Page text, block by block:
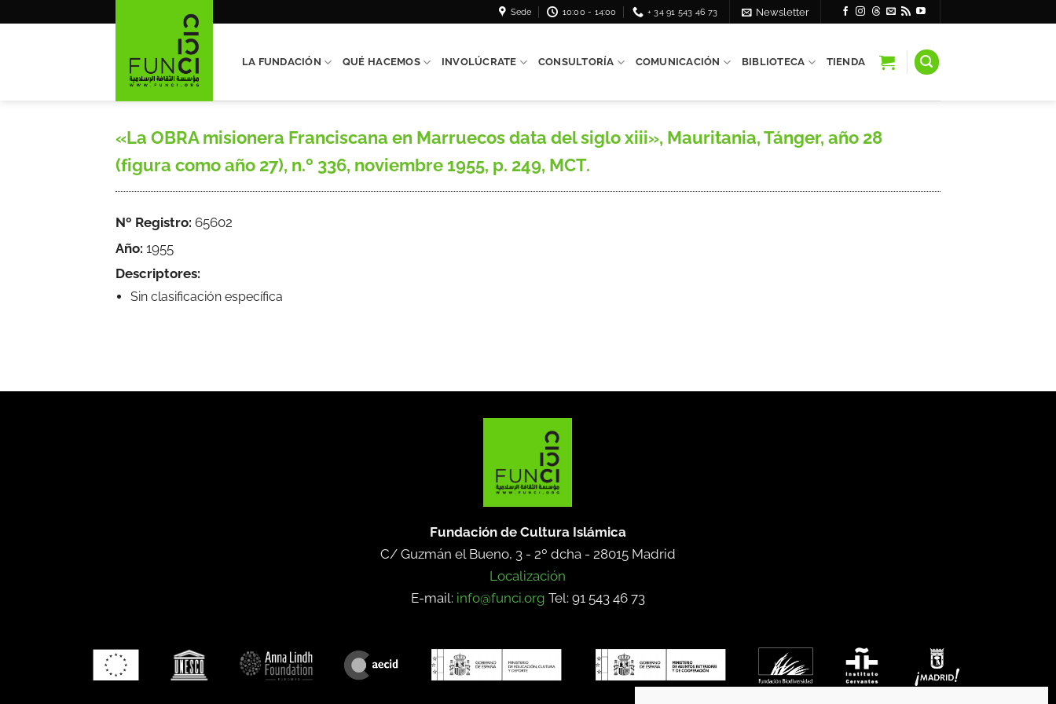
Sede 10:00 - 14:00 + 34 91 543 46 73 Newsletter
LA FUNDACIÓN QUÉ HACEMOS INVOLÚCRATE CONSULTORÍA COMUNICACIÓN BIBLIOTECA TIENDA
«La OBRA misionera Franciscana en Marruecos data del siglo xiii», Mauritania, Tánger, año 28
(figura como año 27), n.º 336, noviembre 1955, p. 249, MCT.
Nº Registro: 65602
Año: 1955
Descriptores:
Sin clasificación específica
Fundación de Cultura Islámica
C/ Guzmán el Bueno, 3 - 2º dcha - 28015 Madrid
Localización
E-mail: info@funci.org Tel: 91 543 46 73